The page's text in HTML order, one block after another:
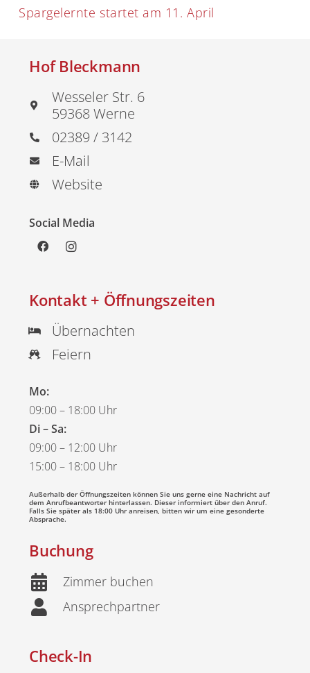
Spargelernte startet am 11. April
Hof Bleckmann
Wesseler Str. 6
59368 Werne
02389 / 3142
E-Mail
Website
Social Media
Kontakt + Öffnungszeiten
Übernachten
Feiern
Mo:
09:00 – 18:00 Uhr
Di – Sa:
09:00 – 12:00 Uhr
15:00 – 18:00 Uhr
Außerhalb der Öffnungszeiten können Sie uns gerne eine Nachricht auf
dem Anrufbeantworter hinterlassen. Dieser informiert über den Anruf.
Falls Sie später als 18:00 Uhr anreisen, bitten wir um eine gesonderte
Absprache.
Buchung
Zimmer buchen
Ansprechpartner
Check-In